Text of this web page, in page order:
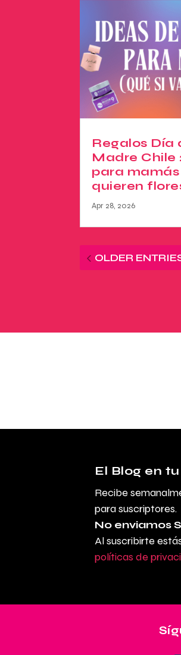
Regalos Día
Madre Chile
para
quieren
Apr 28, 2026
OLDER
El Blog en
Recibe
para suscriptores.
No enviamos
Al suscribirte
políticas de